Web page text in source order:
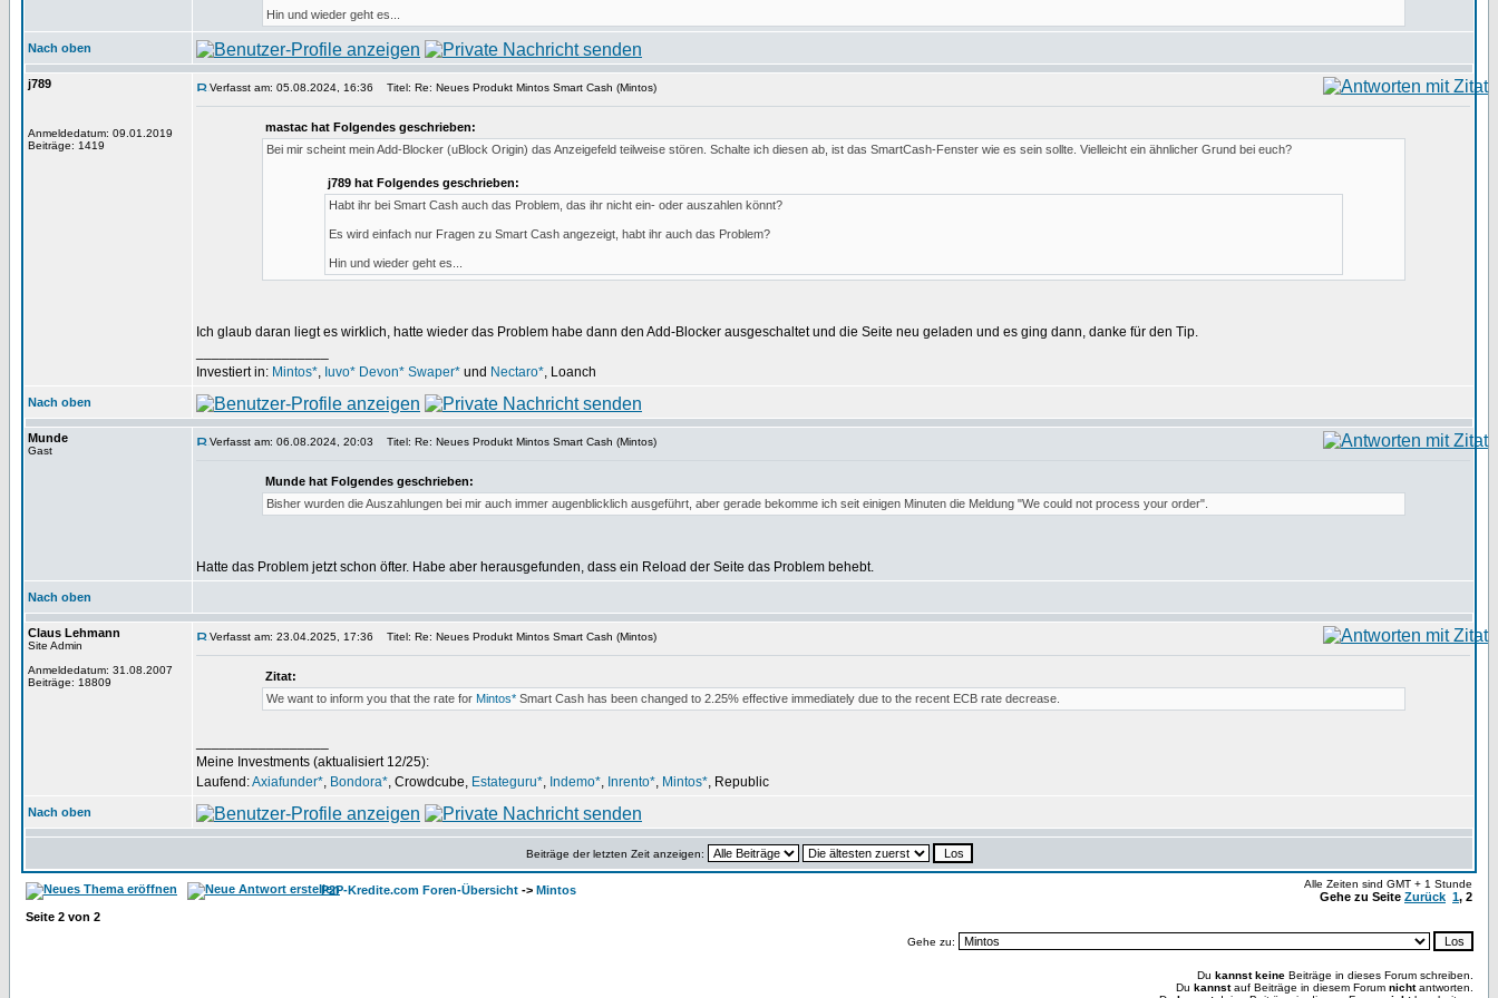
Hin und wieder geht es...
Nach oben
j789
Anmeldedatum: 09.01.2019
Beiträge: 1419
Verfasst am: 05.08.2024, 16:36 Titel: Re: Neues Produkt Mintos Smart Cash (Mintos)
mastac hat Folgendes geschrieben:
Bei mir scheint mein Add-Blocker (uBlock Origin) das Anzeigefeld teilweise stören. Schalte ich diesen ab, ist das SmartCash-Fenster wie es sein sollte. Vielleicht ein ähnlicher Grund bei euch?
j789 hat Folgendes geschrieben:
Habt ihr bei Smart Cash auch das Problem, das ihr nicht ein- oder auszahlen könnt?
Es wird einfach nur Fragen zu Smart Cash angezeigt, habt ihr auch das Problem?
Hin und wieder geht es...
Ich glaub daran liegt es wirklich, hatte wieder das Problem habe dann den Add-Blocker ausgeschaltet und die Seite neu geladen und es ging dann, danke für den Tip.
Investiert in: Mintos*, Iuvo* Devon* Swaper* und Nectaro*, Loanch
Nach oben
Munde
Gast
Verfasst am: 06.08.2024, 20:03 Titel: Re: Neues Produkt Mintos Smart Cash (Mintos)
Munde hat Folgendes geschrieben:
Bisher wurden die Auszahlungen bei mir auch immer augenblicklich ausgeführt, aber gerade bekomme ich seit einigen Minuten die Meldung "We could not process your order".
Hatte das Problem jetzt schon öfter. Habe aber herausgefunden, dass ein Reload der Seite das Problem behebt.
Nach oben
Claus Lehmann
Site Admin
Anmeldedatum: 31.08.2007
Beiträge: 18809
Verfasst am: 23.04.2025, 17:36 Titel: Re: Neues Produkt Mintos Smart Cash (Mintos)
Zitat:
We want to inform you that the rate for Mintos*Smart Cash has been changed to 2.25% effective immediately due to the recent ECB rate decrease.
Meine Investments (aktualisiert 12/25):
Laufend:Axiafunder*, Bondora*, Crowdcube, Estateguru*, Indemo*, Inrento*, Mintos*, Republic
Nach oben
Beiträge der letzten Zeit anzeigen:
P2P-Kredite.com Foren-Übersicht -> Mintos Alle Zeiten sind GMT + 1 Stunde
Gehe zu Seite Zurück 1, 2
Seite 2 von 2
Gehe zu:
Du kannst keine Beiträge in dieses Forum schreiben.
Du kannstauf Beiträge in diesem Forum nichtantworten.